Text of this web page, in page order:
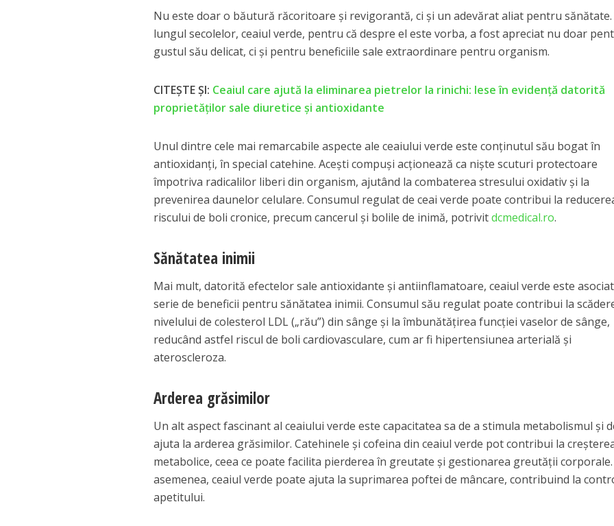
Nu este doar o băutură răcoritoare și revigorantă, ci și un adevărat aliat pentru sănătate.
lungul secolelor, ceaiul verde, pentru că despre el este vorba, a fost apreciat nu doar
gustul său delicat, ci și pentru beneficiile sale extraordinare pentru organism.
CITEȘTE ȘI: Ceaiul care ajută la eliminarea pietrelor la rinichi: Iese în evidență datorită
proprietăților sale diuretice și antioxidante
Unul dintre cele mai remarcabile aspecte ale ceaiului verde este conținutul său bogat în
antioxidanți, în special catehine. Acești compuși acționează ca niște scuturi protectoare
împotriva radicalilor liberi din organism, ajutând la combaterea stresului oxidativ și la
prevenirea daunelor celulare. Consumul regulat de ceai verde poate contribui la
riscului de boli cronice, precum cancerul și bolile de inimă, potrivitdcmedical.ro.
Sănătatea inimii
Mai mult, datorită efectelor sale antioxidante și antiinflamatoare, ceaiul verde este
serie de beneficii pentru sănătatea inimii. Consumul său regulat poate contribui la
nivelului de colesterol LDL („rău”) din sânge și la îmbunătățirea funcției vaselor de sânge,
reducând astfel riscul de boli cardiovasculare, cum ar fi hipertensiunea arterială și
ateroscleroza.
Arderea grăsimilor
Un alt aspect fascinant al ceaiului verde este capacitatea sa de a stimula metabolismul și
ajuta la arderea grăsimilor. Catehinele și cofeina din ceaiul verde pot contribui la
metabolice, ceea ce poate facilita pierderea în greutate și gestionarea greutății corporale.
asemenea, ceaiul verde poate ajuta la suprimarea poftei de mâncare, contribuind la
apetitului.